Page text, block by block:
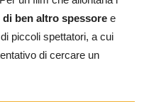
ben altro spessore e
piccoli spettatori, a cui
di cercare un